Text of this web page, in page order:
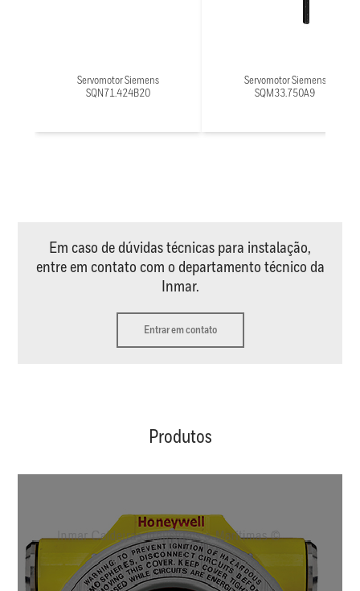
Servomotor Siemens
SQN71.424B20
Servomotor Siemens
SQM33.750A9
Em caso de dúvidas técnicas para instalação,
entre em contato com o departamento técnico da
Inmar.
Entrar em contato
Produtos